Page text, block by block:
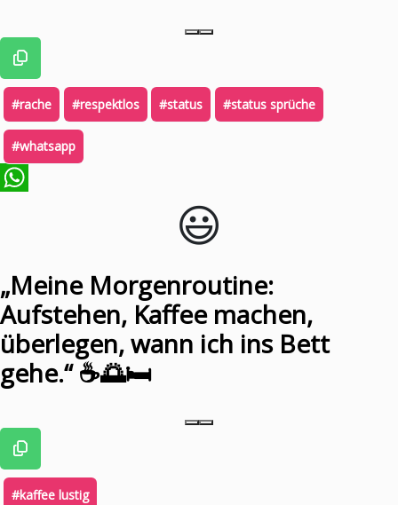
#rache #respektlos #status #status sprüche
#whatsapp
😃️
„Meine Morgenroutine:
Aufstehen, Kaffee machen,
überlegen, wann ich ins Bett
gehe.“ ☕️🌅🛏️
#kaffee lustig